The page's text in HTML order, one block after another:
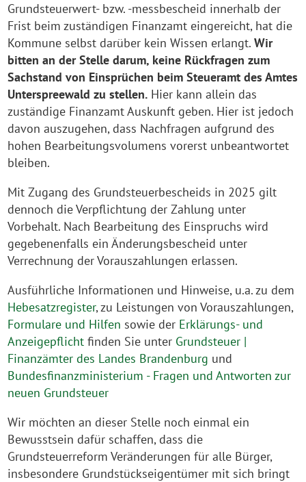
Grundsteuerwert- bzw. -messbescheid innerhalb der
Frist beim zuständigen Finanzamt eingereicht, hat die
Kommune selbst darüber kein Wissen erlangt.Wir
bitten an der Stelle darum, keine Rückfragen zum
Sachstand von Einsprüchen beim Steueramt des Amtes
Unterspreewald zu stellen. Hier kann allein das
zuständige Finanzamt Auskunft geben. Hier ist jedoch
davon auszugehen, dass Nachfragen aufgrund des
hohen Bearbeitungsvolumens vorerst unbeantwortet
bleiben.
Mit Zugang des Grundsteuerbescheids in 2025 gilt
dennoch die Verpflichtung der Zahlung unter
Vorbehalt. Nach Bearbeitung des Einspruchs wird
gegebenenfalls ein Änderungsbescheid unter
Verrechnung der Vorauszahlungen erlassen.
Ausführliche Informationen und Hinweise, u.a. zu dem
Hebesatzregister, zu Leistungen von Vorauszahlungen,
Formulare und Hilfen sowie der Erklärungs- und
Anzeigepflicht finden Sie unter Grundsteuer |
Finanzämter des Landes Brandenburg und
Bundesfinanzministerium - Fragen und Antworten zur
neuen Grundsteuer
Wir möchten an dieser Stelle noch einmal ein
Bewusstsein dafür schaffen, dass die
Grundsteuerreform Veränderungen für alle Bürger,
insbesondere Grundstückseigentümer mit sich bringt